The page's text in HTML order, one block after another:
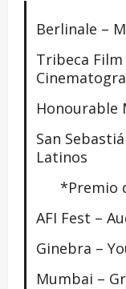
Berlinale –
Tribeca
Honourable
San
Latinos
*Premio
AFI Fest –
Ginebra –
Mumbai –